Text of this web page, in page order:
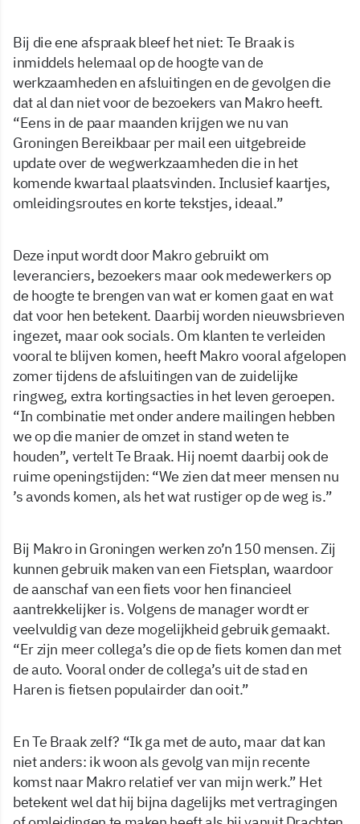
Bij die ene afspraak bleef het niet: Te Braak is
inmiddels helemaal op de hoogte van de
werkzaamheden en afsluitingen en de gevolgen die
dat al dan niet voor de bezoekers van Makro heeft.
“Eens in de paar maanden krijgen we nu van
Groningen Bereikbaar per mail een uitgebreide
update over de wegwerkzaamheden die in het
komende kwartaal plaatsvinden. Inclusief kaartjes,
omleidingsroutes en korte tekstjes, ideaal.”
Deze input wordt door Makro gebruikt om
leveranciers, bezoekers maar ook medewerkers op
de hoogte te brengen van wat er komen gaat en wat
dat voor hen betekent. Daarbij worden nieuwsbrieven
ingezet, maar ook socials. Om klanten te verleiden
vooral te blijven komen, heeft Makro vooral afgelopen
zomer tijdens de afsluitingen van de zuidelijke
ringweg, extra kortingsacties in het leven geroepen.
“In combinatie met onder andere mailingen hebben
we op die manier de omzet in stand weten te
houden”, vertelt Te Braak. Hij noemt daarbij ook de
ruime openingstijden: “We zien dat meer mensen nu
’s avonds komen, als het wat rustiger op de weg is.”
Bij Makro in Groningen werken zo’n 150 mensen. Zij
kunnen gebruik maken van een Fietsplan, waardoor
de aanschaf van een fiets voor hen financieel
aantrekkelijker is. Volgens de manager wordt er
veelvuldig van deze mogelijkheid gebruik gemaakt.
“Er zijn meer collega’s die op de fiets komen dan met
de auto. Vooral onder de collega’s uit de stad en
Haren is fietsen populairder dan ooit.”
En Te Braak zelf? “Ik ga met de auto, maar dat kan
niet anders: ik woon als gevolg van mijn recente
komst naar Makro relatief ver van mijn werk.” Het
betekent wel dat hij bijna dagelijks met vertragingen